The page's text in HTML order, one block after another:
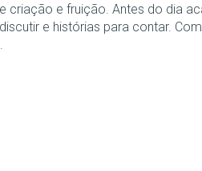
criação e fruição. Antes do dia
e histórias para contar.